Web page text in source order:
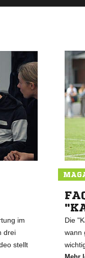
im
drei
stellt
Die
wann